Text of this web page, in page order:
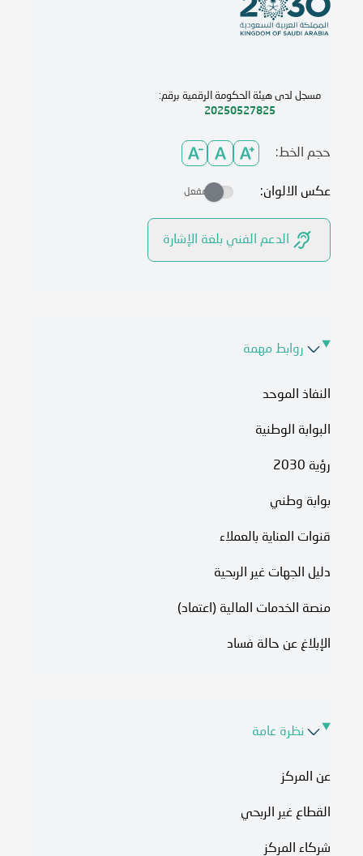
مسجل لدى هيئة الحكومة الرقمية برقم:
20250527825
حجم الخط:
عكس الالوان: مفعل
الدعم الفني بلغة الإشارة
روابط مهمة
النفاذ الموحد
البوابة الوطنية
رؤية 2030
بوابة وطني
قنوات العناية بالعملاء
دليل الجهات غير الربحية
منصة الخدمات المالية (اعتماد)
الإبلاغ عن حالة فساد
نظرة عامة
عن المركز
القطاع غير الربحي
شركاء المركز